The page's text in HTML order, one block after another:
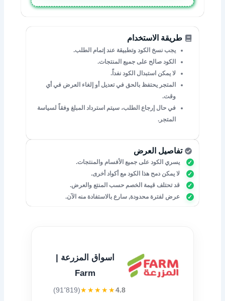
طريقة الاستخدام
يجب نسخ الكود وتطبيقة عند إتمام الطلب.
الكود صالح على جميع المنتجات.
لا يمكن استبدال الكود نفداً.
المتجر يحتفظ بالحق في تعديل أو إلغاء العرض في أي
وقت.
في حال إرجاع الطلب، سيتم استرداد المبلغ وفقاً لسياسة
المتجر.
تفاصيل العرض
يسري الكود على جميع الأفسام والمنتجات.
لا يمكن دمح هذا الكود مع أكواد أخرى.
قد تحتلف قيمة الخصم حسب المنتع والعرض.
عرض لفترة محدودة, سارع بالاستفادة منه الآن.
اسواق المزرعة |
Farm
4.8
★★★★★(91٬819)